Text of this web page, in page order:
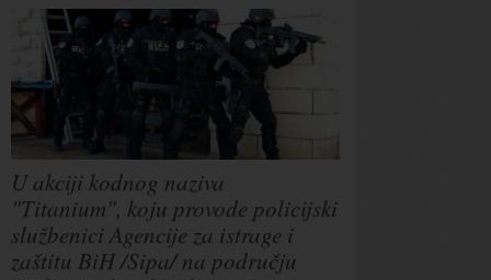
U akciji kodnog naziva
"Titanium", koju provode policijski
službenici Agencije za istrage i
zaštitu BiH /Sipa/ na području